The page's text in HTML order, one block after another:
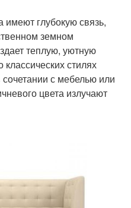
глубокую связь,
земном
теплую, уютную
стилях
с мебелью или
цвета излучают